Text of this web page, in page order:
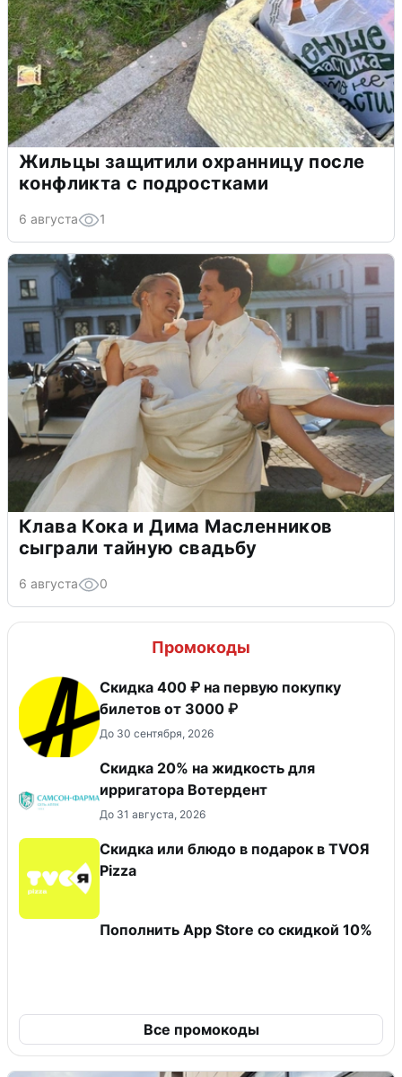
Жильцы защитили охранницу после
конфликта с подростками
6 августа 1
Клава Кока и Дима Масленников
сыграли тайную свадьбу
6 августа 0
Промокоды
Скидка 400 ₽ на первую покупку
билетов от 3000 ₽
До 30 сентября, 2026
Скидка 20% на жидкость для
ирригатора Вотердент
До 31 августа, 2026
Скидка или блюдо в подарок в TVOЯ
Pizza
Пополнить App Store со скидкой 10%
Все промокоды